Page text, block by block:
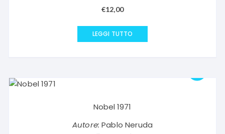
€12,00
LEGGI TUTTO
Nobel 1971
Autore: Pablo Neruda